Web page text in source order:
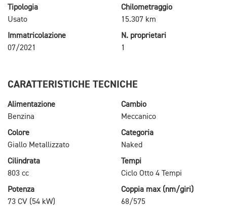
Tipologia
Usato
Chilometraggio
15.307 km
Immatricolazione
07/2021
N. proprietari
1
CARATTERISTICHE TECNICHE
Alimentazione
Benzina
Cambio
Meccanico
Colore
Giallo Metallizzato
Categoria
Naked
Cilindrata
803 cc
Tempi
Ciclo Otto 4 Tempi
Potenza
73 CV (54 kW)
Coppia max (nm/giri)
68/575